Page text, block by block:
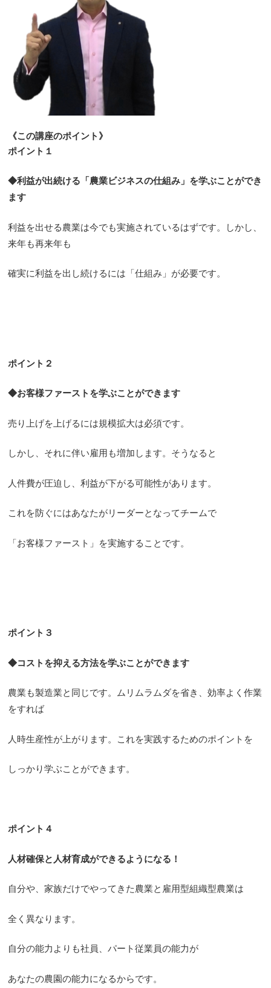
《この講座のポイント》
ポイント１
◆利益が出続ける「農業ビジネスの仕組み」を学ぶことができ
ます
利益を出せる農業は今でも実施されているはずです。しかし、
来年も再来年も
確実に利益を出し続けるには「仕組み」が必要です。
ポイント２
◆お客様ファーストを学ぶことができます
売り上げを上げるには規模拡大は必須です。
しかし、それに伴い雇用も増加します。そうなると
人件費が圧迫し、利益が下がる可能性があります。
これを防ぐにはあなたがリーダーとなってチームで
「お客様ファースト」を実施することです。
ポイント３
◆コストを抑える方法を学ぶことができます
農業も製造業と同じです。ムリムラムダを省き、効率よく作業
をすれば
人時生産性が上がります。これを実践するためのポイントを
しっかり学ぶことができます。
ポイント４
人材確保と人材育成ができるようになる！
自分や、家族だけでやってきた農業と雇用型組織型農業は
全く異なります。
自分の能力よりも社員、パート従業員の能力が
あなたの農園の能力になるからです。